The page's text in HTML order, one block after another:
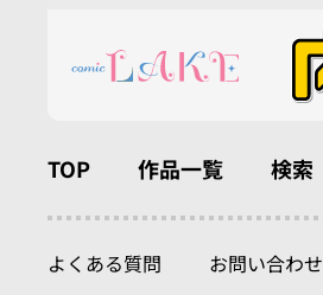
TOP 作品一覧 検索
よくある質問 お問い合わせ